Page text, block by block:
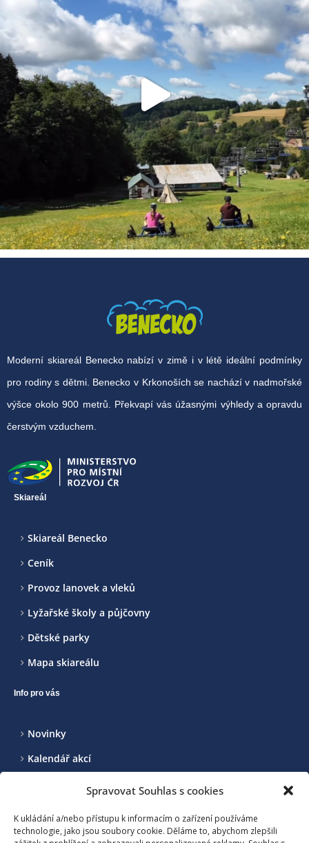
Spravovat Souhlas s cookies
K ukládání a/nebo přístupu k informacím o zařízení používáme
technologie, jako jsou soubory cookie. Děláme to, abychom zlepšili
Moderní skiareál Benecko nabízí v zimě i v létě ideální podmínky
pro rodiny s dětmi. Benecko v Krkonoších se nachází v nadmořské
výšce okolo 900 metrů. Překvapí vás úžasnými výhledy a opravdu
čerstvým vzduchem.
Skiareál
Skiareál Benecko
Ceník
Provoz lanovek a vleků
Lyžařské školy a půjčovny
Dětské parky
Mapa skiareálu
Info pro vás
Novinky
Kalendář akcí
Kontakt